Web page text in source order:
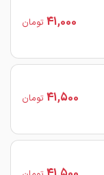
41,000 تومان
41,500 تومان